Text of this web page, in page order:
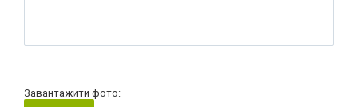
Завантажити фото: